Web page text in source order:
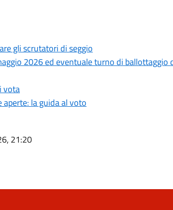
gli scrutatori di seggio
2026 ed eventuale turno di ballottaggio
vota
aperte: la guida al voto
21:20